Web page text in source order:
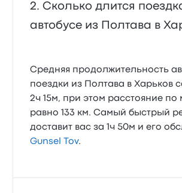
Сколько длится
автобусе из Полтава в
Средняя продолжительность
поездки из Полтава в Харьков
2ч 15м, при этом расстояние по
равно 133 км. Самый быстрый
доставит вас за 1ч 50м и его
Gunsel Tov.